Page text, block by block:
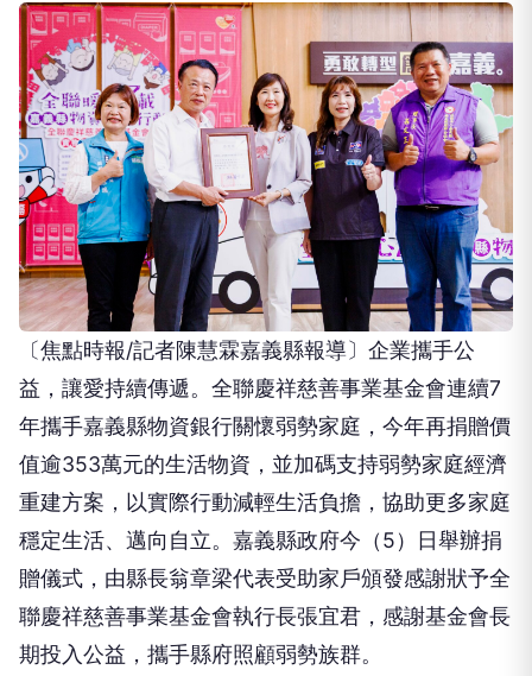
〔焦點時報/記者陳慧霖嘉義縣報導〕企業攜手公
益，讓愛持續傳遞。全聯慶祥慈善事業基金會連續7
年攜手嘉義縣物資銀行關懷弱勢家庭，今年再捐贈價
值逾353萬元的生活物資，並加碼支持弱勢家庭經濟
重建方案，以實際行動減輕生活負擔，協助更多家庭
穩定生活、邁向自立。嘉義縣政府今（5）日舉辦捐
贈儀式，由縣長翁章梁代表受助家戶頒發感謝狀予全
聯慶祥慈善事業基金會執行長張宜君，感謝基金會長
期投入公益，攜手縣府照顧弱勢族群。